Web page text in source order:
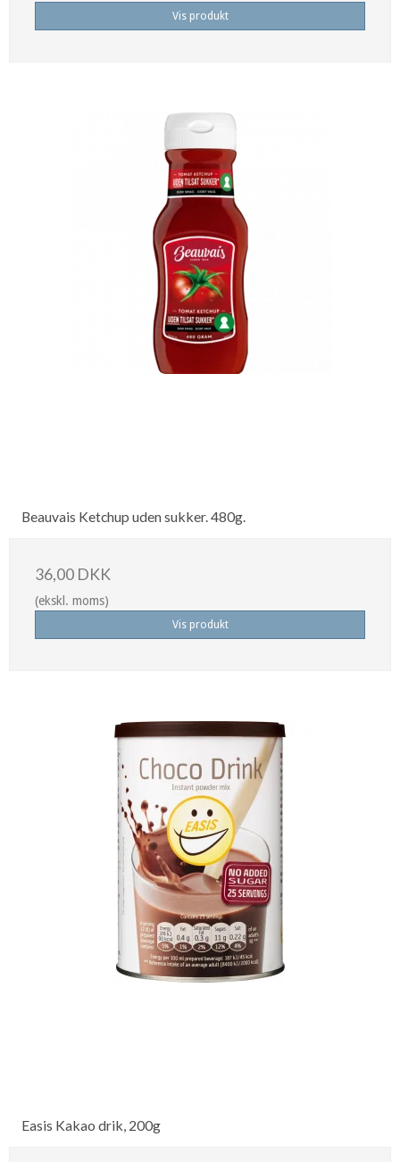
Vis produkt
Beauvais Ketchup uden sukker. 480g.
36,00 DKK
(ekskl. moms)
Vis produkt
Easis Kakao drik, 200g